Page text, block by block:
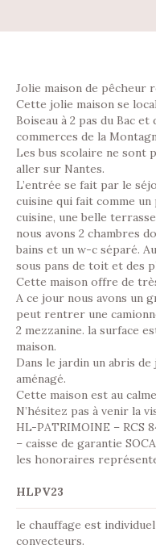
Jolie maison de pêcheur
Cette jolie maison se
Boiseau à 2 pas du Bac
commerces de la
Les bus scolaire ne sont
aller sur Nantes.
L’entrée se fait par le
cuisine qui fait comme
cuisine, une belle
nous avons 2 chambres
bains et un w-c séparé.
sous pans de toit et des
Cette maison offre de
A ce jour nous avons un
peut rentrer une
2 mezzanine. la surface
maison.
Dans le jardin un abris
aménagé.
Cette maison est au
N’hésitez pas à venir la
HL-PATRIMOINE – RCS
– caisse de garantie
les honoraires
HLPV23
le chauffage est
convecteurs.